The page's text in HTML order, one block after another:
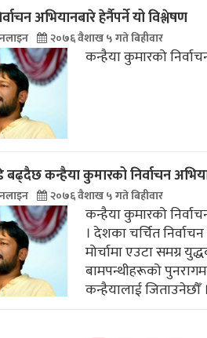
अभियानबारे हेर्नैपर्ने यो विश्लेषण
२०७६ वैशाख ५ गते बिहीवार
कन्हैया कुमारको
बढ्दैछ कन्हैया कुमारको निर्वाचन
२०७६ वैशाख ५ गते बिहीवार
कन्हैया कुमारको
। देशका चर्चित
मोर्चामा एउटा समग्र
बामपन्थीहरूको
कन्हैयालाई